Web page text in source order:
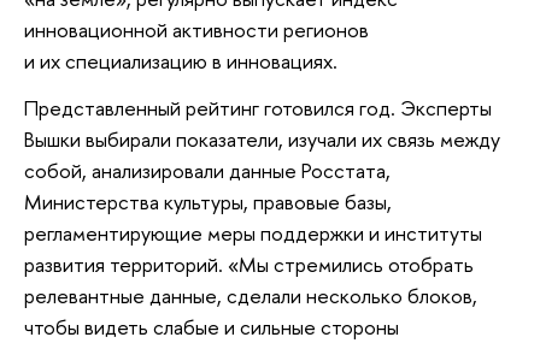
инновационной активности регионов
и их специализацию в инновациях.
Представленный рейтинг готовился год. Эксперты
Вышки выбирали показатели, изучали их связь между
собой, анализировали данные Росстата,
Министерства культуры, правовые базы,
регламентирующие меры поддержки и институты
развития территорий. «Мы стремились отобрать
релевантные данные, сделали несколько блоков,
чтобы видеть слабые и сильные стороны